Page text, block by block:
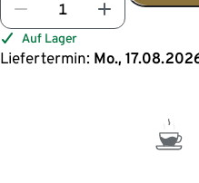
Auf Lager
Liefertermin: Mo.,